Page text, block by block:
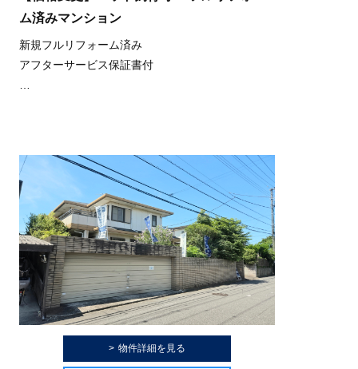
ム済みマンション
新規フルリフォーム済み
アフターサービス保証書付
※管理費は2026年10月分より13900円に変更とな
ります。
物件詳細を見る